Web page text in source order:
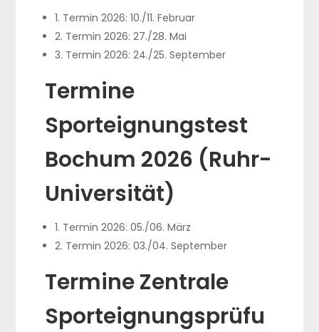
1. Termin 2026: 10./11. Februar
2. Termin 2026: 27./28. Mai
3. Termin 2026: 24./25. September
Termine
Sporteignungstest
Bochum 2026 (Ruhr-
Universität)
1. Termin 2026: 05./06. März
2. Termin 2026: 03./04. September
Termine Zentrale
Sporteignungsprüfu